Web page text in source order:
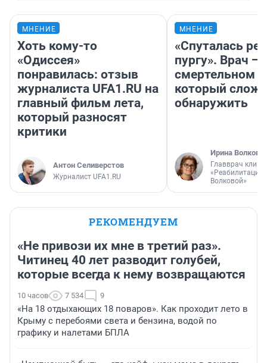
МНЕНИЕ
Хоть кому-то
«Одиссея»
понравилась: отзыв
журналиста UFA1.RU на
главный фильм лета,
который разносят
критики
Антон Селиверстов
Журналист UFA1.RU
МНЕНИЕ
«Спуталась
пургу». Врач —
смертельном
который
обнаружить
Ирина Волкова
Главврач
«Реабилитация
Волковой»
РЕКОМЕНДУЕМ
«Не привози их мне в третий раз».
Читинец 40 лет разводит голубей,
которые всегда к нему возвращаются
10 часов 7 534 9
«На 18 отдыхающих 18 поваров». Как проходит лето в
Крыму с перебоями света и бензина, водой по
графику и налетами БПЛА